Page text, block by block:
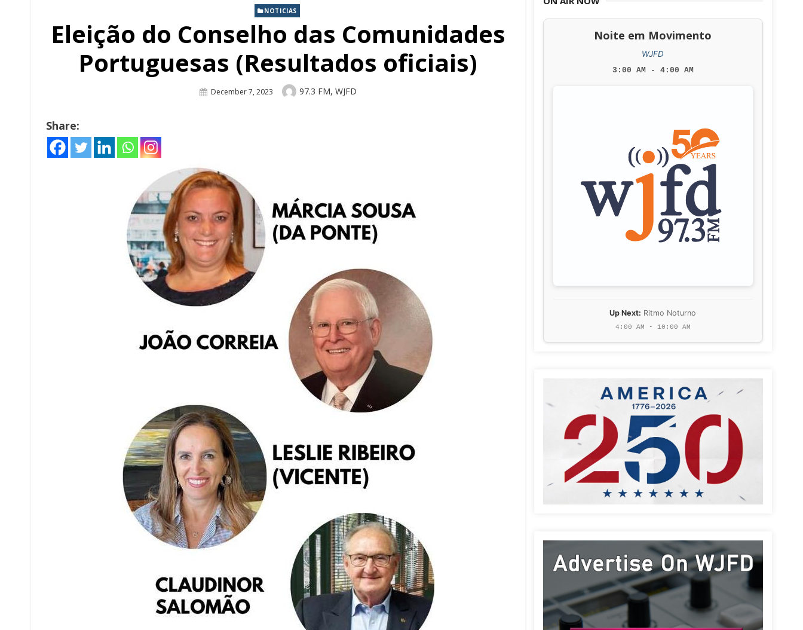
NOTICIAS
Eleição do Conselho das Comunidades
Portuguesas (Resultados oficiais)
Posted
December 7, 2023 Author
97.3 FM, WJFD
Share:
Noite em Movimento
WJFD
3:00 AM - 4:00 AM
Up Next: Ritmo Noturno
4:00 AM - 10:00 AM